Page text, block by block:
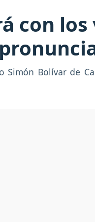
con
Bolívar de